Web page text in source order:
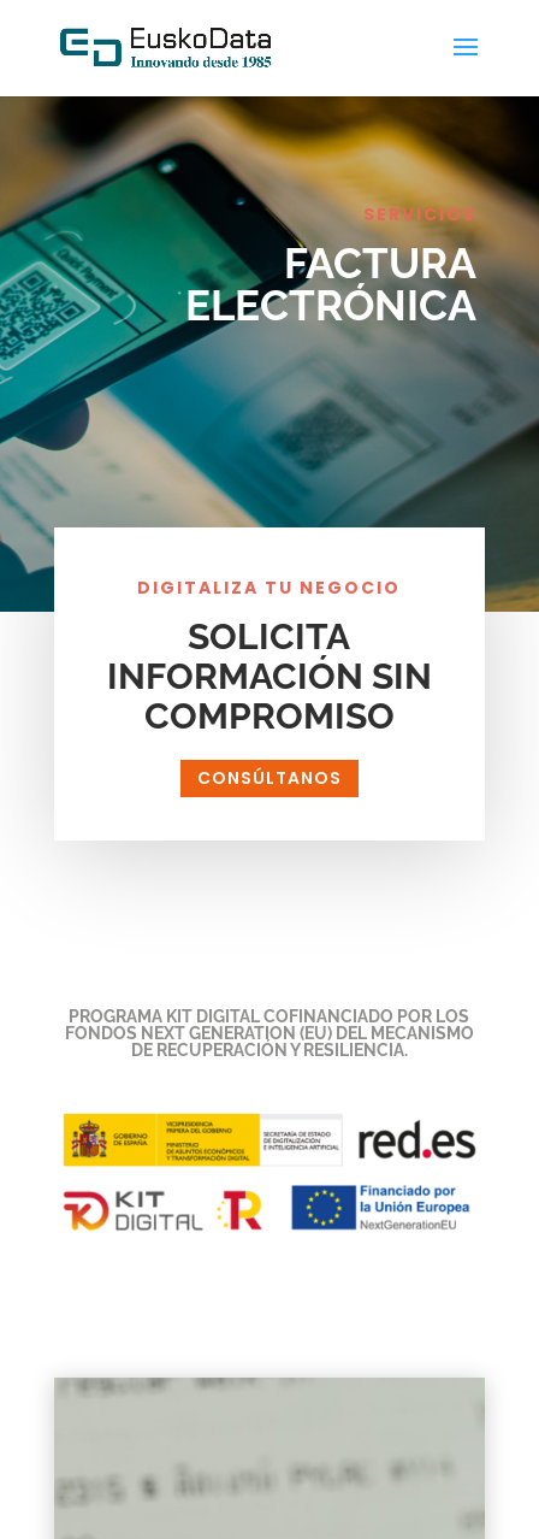
SERVICIOS
FACTURA
ELECTRÓNICA
DIGITALIZA TU NEGOCIO
SOLICITA
INFORMACIÓN SIN
COMPROMISO
CONSÚLTANOS
PROGRAMA KIT DIGITAL COFINANCIADO POR LOS
FONDOS NEXT GENERATION (EU) DEL MECANISMO
DE RECUPERACIÓN Y RESILIENCIA.